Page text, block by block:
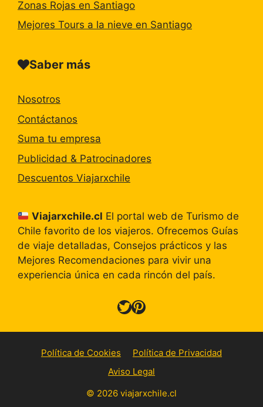
Zonas Rojas en Santiago
Mejores Tours a la nieve en Santiago
Saber más
Nosotros
Contáctanos
Suma tu empresa
Publicidad & Patrocinadores
Descuentos Viajarxchile
Viajarxchile.cl El portal web de Turismo de
Chile favorito de los viajeros. Ofrecemos Guías
de viaje detalladas, Consejos prácticos y las
Mejores Recomendaciones para vivir una
experiencia única en cada rincón del país.
Twitter
Pinterest
Política de Cookies
Política de Privacidad
Aviso Legal
© 2026 viajarxchile.cl